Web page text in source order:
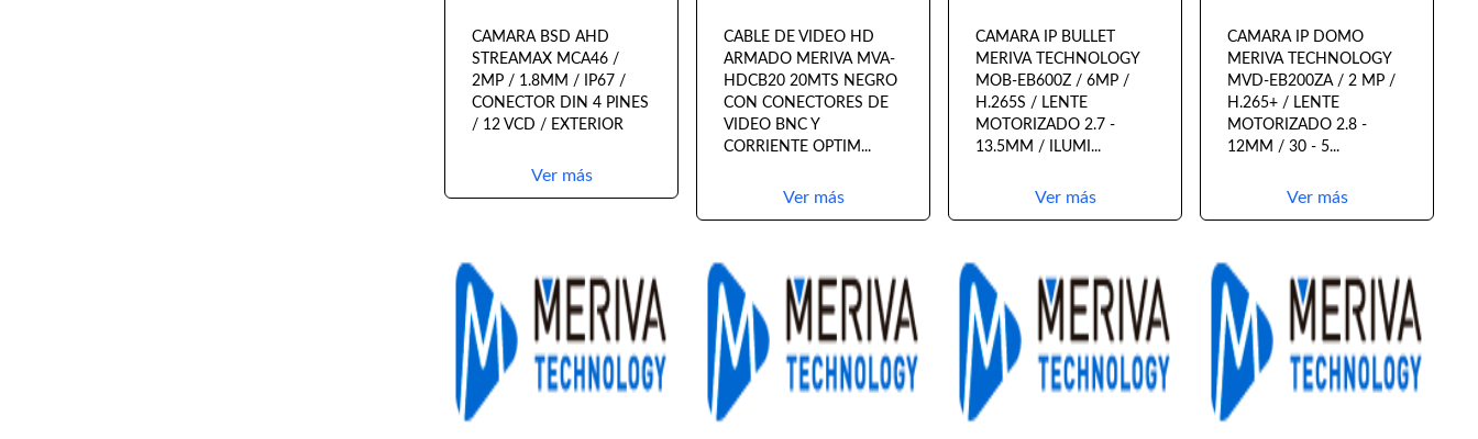
CAMARA BSD AHD
STREAMAX MCA46 /
2MP / 1.8MM / IP67 /
CONECTOR DIN 4 PINES
/ 12 VCD / EXTERIOR
Ver más
CABLE DE VIDEO HD
ARMADO MERIVA MVA-
HDCB20 20MTS NEGRO
CON CONECTORES DE
VIDEO BNC Y
CORRIENTE OPTIM...
Ver más
CAMARA IP BULLET
MERIVA TECHNOLOGY
MOB-EB600Z / 6MP /
H.265S / LENTE
MOTORIZADO 2.7 -
13.5MM / ILUMI...
Ver más
CAMARA IP DOMO
MERIVA TECHNOLOGY
MVD-EB200ZA / 2 MP /
H.265+ / LENTE
MOTORIZADO 2.8 -
12MM / 30 - 5...
Ver más